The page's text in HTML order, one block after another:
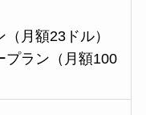
月額23ドル）
プラン（月額100